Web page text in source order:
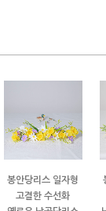
봉안당리스 일자형
고결한 수선화